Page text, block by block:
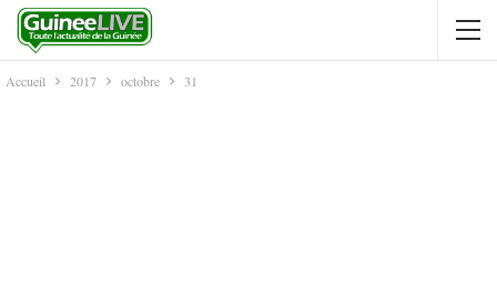
Accueil 2017 octobre 31